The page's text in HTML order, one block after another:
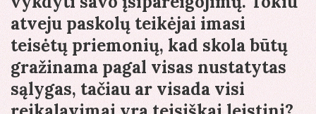
atveju paskolų teikėjai imasi
teisėtų priemonių, kad skola būtų
gražinama pagal visas nustatytas
sąlygas, tačiau ar visada visi